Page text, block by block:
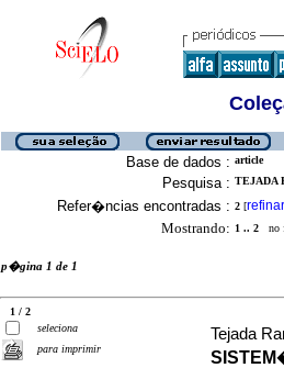
Base de dados : article
Pesquisa : TEJADA
Refer�ncias encontradas : 2 [refinar
Mostrando: 1 .. 2 no
p�gina 1 de 1
1 / 2
seleciona
para imprimir
Tejada